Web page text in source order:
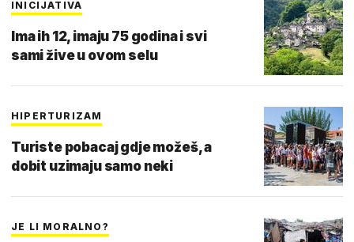
INICIJATIVA
Ima ih 12, imaju 75 godina i svi
sami žive u ovom selu
HIPERTURIZAM
Turiste pobacaj gdje možeš, a
dobit uzimaju samo neki
JE LI MORALNO?